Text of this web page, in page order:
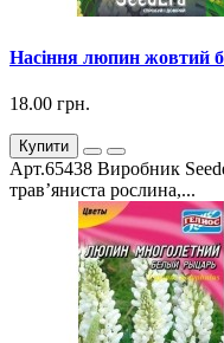
Насіння люпин жовтий
18.00 грн.
Купити
Арт.65438 Виробник
трав’яниста рослина,...